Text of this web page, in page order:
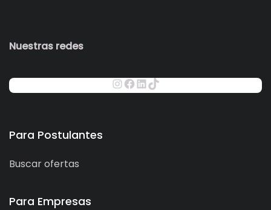
Nuestras redes
Para Postulantes
Buscar ofertas
Para Empresas